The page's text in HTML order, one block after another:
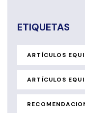
ETIQUETAS
ARTÍCULOS
ARTÍCULOS